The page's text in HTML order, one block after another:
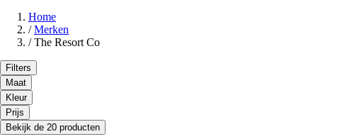
Home
/ Merken
/ The Resort Co
Filters
Maat
Kleur
Prijs
Bekijk de 20 producten